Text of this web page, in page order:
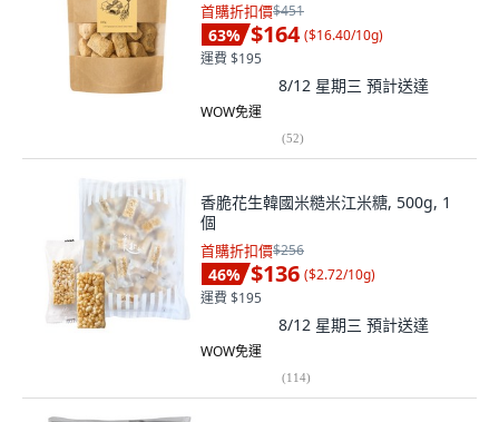
首購折扣價$451
63% $164 ($16.40/10g)
運費 $195
8/12 星期三 預計送達
WOW免運
(52)
香脆花生韓國米糙米江米糖, 500g, 1
個
首購折扣價$256
46% $136 ($2.72/10g)
運費 $195
8/12 星期三 預計送達
WOW免運
(114)